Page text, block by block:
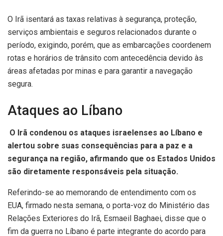
O Irã isentará as taxas relativas à segurança, proteção,
serviços ambientais e seguros relacionados durante o
período, exigindo, porém, que as embarcações coordenem
rotas e horários de trânsito com antecedência devido às
áreas afetadas por minas e para garantir a navegação
segura.
Ataques ao Líbano
O Irã condenou os ataques israelenses ao Líbano e
alertou sobre suas consequências para a paz e a
segurança na região, afirmando que os Estados Unidos
são diretamente responsáveis pela situação.
Referindo-se ao memorando de entendimento com os
EUA, firmado nesta semana, o porta-voz do Ministério das
Relações Exteriores do Irã, Esmaeil Baghaei, disse que o
fim da guerra no Líbano é parte integrante do acordo para